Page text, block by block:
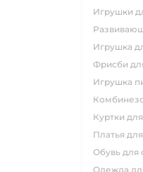
игрушки
игрушка
фрисби
игрушка
куртки
платья
обувь для
одежда